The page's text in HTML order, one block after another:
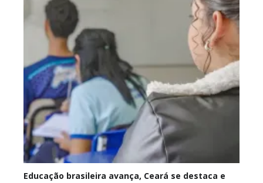
Educação brasileira avança, Ceará se destaca e